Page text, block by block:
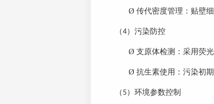
Ø 传代密度管理：贴壁
（4） 污染防控
Ø 支原体检测：采用荧
Ø 抗生素使用：污染初
（5） 环境参数控制